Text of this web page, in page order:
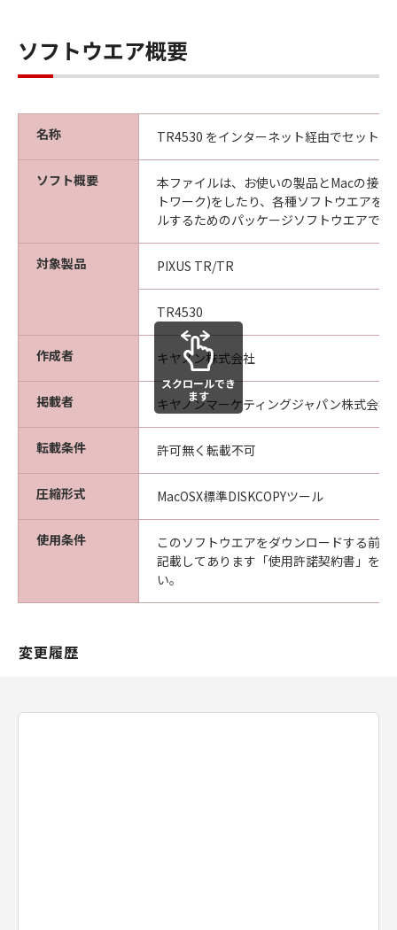
ソフトウエア概要
名称 TR4530 をインターネット経由でセットア
ソフト概要
本ファイルは、お使いの製品とMacの接続
トワーク)をしたり、各種ソフトウエアを
ルするためのパッケージソフトウエアです
対象製品 PIXUS TR/TR
TR4530
作成者 キヤノン株式会社
掲載者 キヤノンマーケティングジャパン株式会社
転載条件 許可無く転載不可
圧縮形式 MacOSX標準DISKCOPYツール
使用条件
このソフトウエアをダウンロードする前
記載してあります「使用許諾契約書」を
い。
スクロールでき
ます
変更履歴